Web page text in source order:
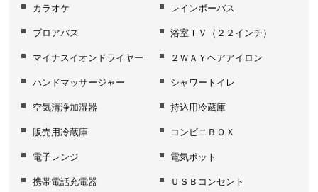
カラオケ
レインボーバス
ブロアバス
浴室ＴＶ（２２インチ）
マイナスイオンドライヤー
２ＷＡＹヘアアイロン
ハンドマッサージャー
シャワートイレ
空気清浄加湿器
持込用冷蔵庫
販売用冷蔵庫
コンビニＢＯＸ
電子レンジ
電気ポット
携帯電話充電器
ＵＳＢコンセント